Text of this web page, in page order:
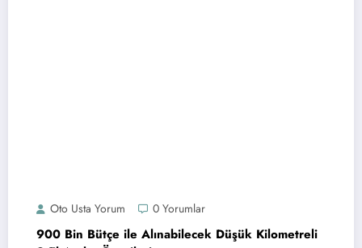
Oto Usta Yorum 0 Yorumlar
900 Bin Bütçe ile Alınabilecek Düşük Kilometreli